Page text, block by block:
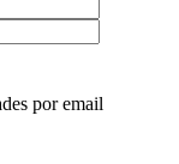
por email